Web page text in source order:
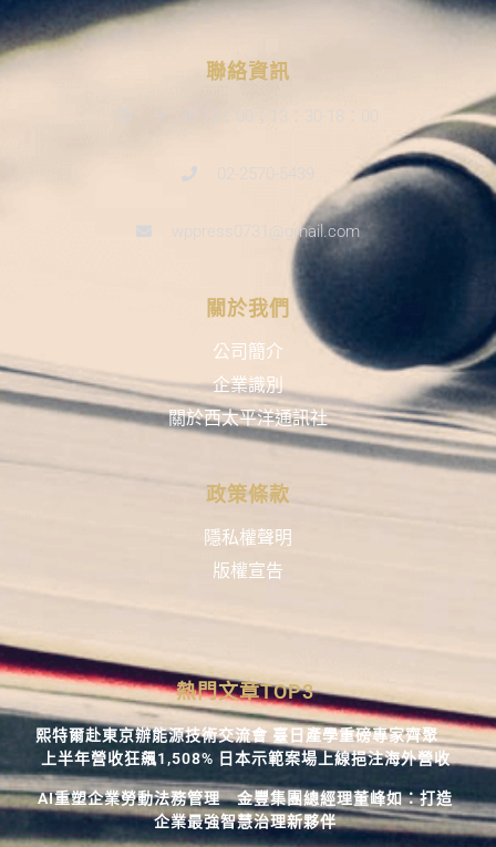
聯絡資訊
9：30-12：00；13：30-18：00
02-2570-5439
wppress0731@gmail.com
關於我們
公司簡介
企業識別
關於西太平洋通訊社
政策條款
隱私權聲明
版權宣告
熱門文章TOP3
熙特爾赴東京辦能源技術交流會 臺日產學重磅專家齊聚
上半年營收狂飆1,508% 日本示範案場上線挹注海外營收
AI重塑企業勞動法務管理 金豐集團總經理董峰如：打造
企業最強智慧治理新夥伴